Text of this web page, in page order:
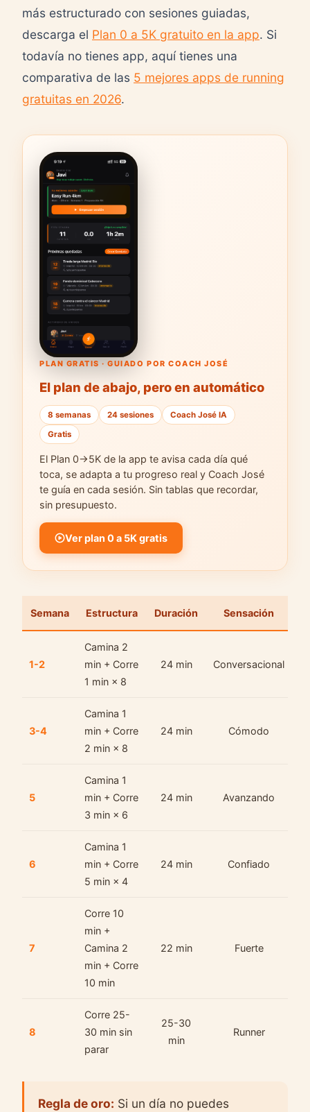
más estructurado con sesiones guiadas,
descarga el Plan 0 a 5K gratuito en la app. Si
todavía no tienes app, aquí tienes una
comparativa de las 5 mejores apps de running
gratuitas en 2026.
PLAN GRATIS · GUIADO POR COACH JOSÉ
El plan de abajo, pero en automático
8 semanas 24 sesiones
Coach José IA
Gratis
El Plan 0→5K de la app te avisa cada día qué
toca, se adapta a tu progreso real y Coach José
te guía en cada sesión. Sin tablas que recordar,
sin presupuesto.
Ver plan 0 a 5K gratis
Semana Estructura Duración Sensación
1-2
Camina 2
min + Corre
1 min × 8
24 min Conversacional
3-4
Camina 1
min + Corre
2 min × 8
24 min Cómodo
5
Camina 1
min + Corre
3 min × 6
24 min Avanzando
6
Camina 1
min + Corre
5 min × 4
24 min Confiado
7
Corre 10
min +
Camina 2
min + Corre
10 min
22 min Fuerte
8
Corre 25-
30 min sin
parar
25-30
min
Runner
Regla de oro: Si un día no puedes